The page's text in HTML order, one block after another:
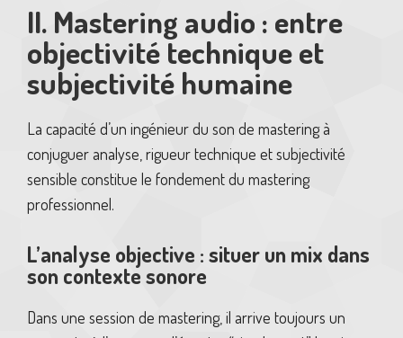
II. Mastering audio : entre
objectivité technique et
subjectivité humaine
La capacité d’un ingénieur du son de mastering à
conjuguer analyse, rigueur technique et subjectivité
sensible constitue le fondement du mastering
professionnel.
L’analyse objective : situer un mix dans
son contexte sonore
Dans une session de mastering, il arrive toujours un